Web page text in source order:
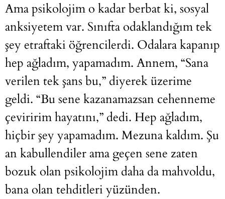
Ama psikolojim o kadar berbat ki, sosyal
anksiyetem var. Sınıfta odaklandığım tek
şey etraftaki öğrencilerdi. Odalara kapanıp
hep ağladım, yapamadım. Annem, “Sana
verilen tek şans bu,” diyerek üzerime
geldi. “Bu sene kazanamazsan cehenneme
çeviririm hayatını,” dedi. Hep ağladım,
hiçbir şey yapamadım. Mezuna kaldım. Şu
an kabullendiler ama geçen sene zaten
bozuk olan psikolojim daha da mahvoldu,
bana olan tehditleri yüzünden.